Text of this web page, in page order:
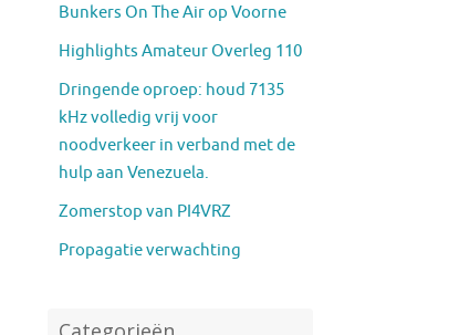
Bunkers On The Air op Voorne
Highlights Amateur Overleg 110
Dringende oproep: houd 7135
kHz volledig vrij voor
noodverkeer in verband met de
hulp aan Venezuela.
Zomerstop van PI4VRZ
Propagatie verwachting